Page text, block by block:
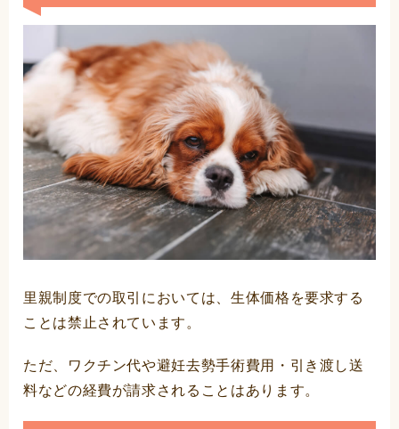
里親制度での取引においては、生体価格を要求する
ことは禁止されています。
ただ、ワクチン代や避妊去勢手術費用・引き渡し送
料などの経費が請求されることはあります。